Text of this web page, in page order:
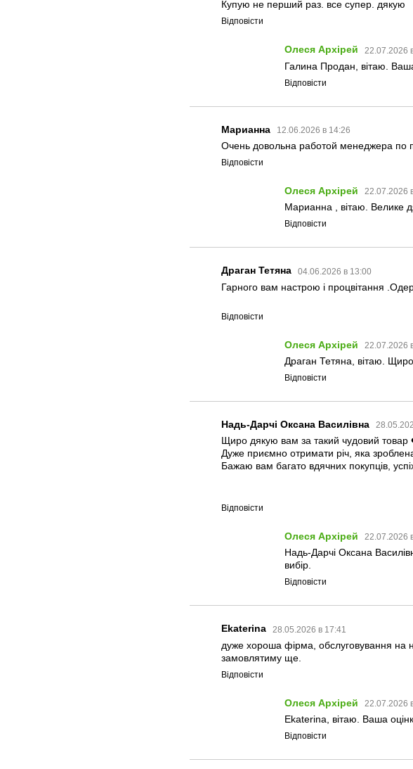
Купую не перший раз. все супер. дякую
Відповісти
Олеся Архірей 22.07.2026
Галина Продан, вітаю.
Відповісти
Марианна 12.06.2026 в 14:26
Очень довольна работой менеджера по
Відповісти
Олеся Архірей 22.07.2026
Марианна , вітаю. Велике
Відповісти
Драган Тетяна 04.06.2026 в 13:00
Гарного вам настрою і процвітання
Відповісти
Олеся Архірей 22.07.2026
Драган Тетяна, вітаю.
Відповісти
Надь-Дарчі Оксана Василівна
Щиро дякую вам за такий чудовий
Дуже приємно отримати річ, яка
Бажаю вам багато вдячних покупців,
Відповісти
Олеся Архірей 22.07.2026
Надь-Дарчі Оксана
вибір.
Відповісти
Ekaterina 28.05.2026 в 17:41
дуже хороша фірма, обслуговування на
замовлятиму ще.
Відповісти
Олеся Архірей 22.07.2026
Ekaterina, вітаю. Ваша
Відповісти